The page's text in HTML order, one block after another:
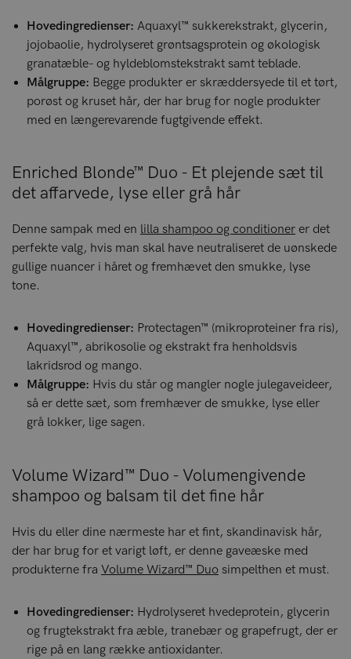
Hovedingredienser: Aquaxyl™ sukkerekstrakt, glycerin,
jojobaolie, hydrolyseret grøntsagsprotein og økologisk
granatæble- og hyldeblomstekstrakt samt teblade.
Målgruppe: Begge produkter er skræddersyede til et tørt,
porøst og kruset hår, der har brug for nogle produkter
med en længerevarende fugtgivende effekt.
Enriched Blonde™ Duo - Et plejende sæt til
det affarvede, lyse eller grå hår
Denne sampak med en lilla shampoo og conditioner er det
perfekte valg, hvis man skal have neutraliseret de uønskede
gullige nuancer i håret og fremhævet den smukke, lyse
tone.
Hovedingredienser: Protectagen™ (mikroproteiner fra ris),
Aquaxyl™, abrikosolie og ekstrakt fra henholdsvis
lakridsrod og mango.
Målgruppe: Hvis du står og mangler nogle julegaveideer,
så er dette sæt, som fremhæver de smukke, lyse eller
grå lokker, lige sagen.
Volume Wizard™ Duo - Volumengivende
shampoo og balsam til det fine hår
Hvis du eller dine nærmeste har et fint, skandinavisk hår,
der har brug for et varigt løft, er denne gaveæske med
produkterne fra Volume Wizard™ Duo simpelthen et must.
Hovedingredienser: Hydrolyseret hvedeprotein, glycerin
og frugtekstrakt fra æble, tranebær og grapefrugt, der er
rige på en lang række antioxidanter.